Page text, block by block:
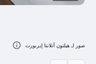
صور لـ هيلتون أتلانتا إيربورت